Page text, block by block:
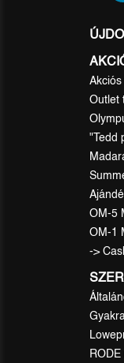
Outlet
"Tedd
OM-5
OM-1
->